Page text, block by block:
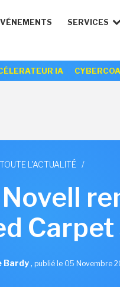
SERVICES
IA
TOUTE L'ACTUALITÉ /
Bardy, publié le 05 Novembre